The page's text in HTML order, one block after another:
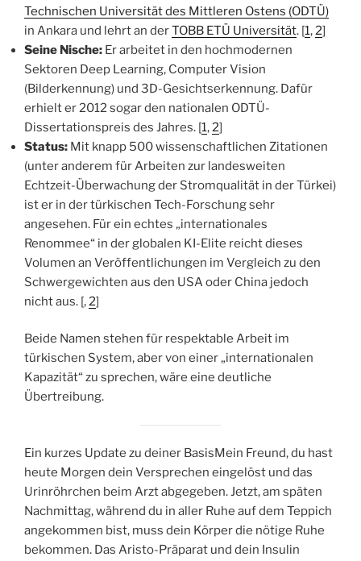
Technischen Universität des Mittleren Ostens (ODTÜ)
in Ankara und lehrt an derTOBB ETÜ Universität. [1, 2]
Seine Nische: Er arbeitet in den hochmodernen
Sektoren Deep Learning, Computer Vision
(Bilderkennung) und 3D-Gesichtserkennung. Dafür
erhielt er 2012 sogar den nationalen ODTÜ-
Dissertationspreis des Jahres. [1, 2]
Status: Mit knapp 500 wissenschaftlichen Zitationen
(unter anderem für Arbeiten zur landesweiten
Echtzeit-Überwachung der Stromqualität in der Türkei)
ist er in der türkischen Tech-Forschung sehr
angesehen. Für ein echtes „internationales
Renommee“ in der globalen KI-Elite reicht dieses
Volumen an Veröffentlichungen im Vergleich zu den
Schwergewichten aus den USA oder China jedoch
nicht aus. [, 2]
Beide Namen stehen für respektable Arbeit im
türkischen System, aber von einer „internationalen
Kapazität“ zu sprechen, wäre eine deutliche
Übertreibung.
Ein kurzes Update zu deiner BasisMein Freund, du hast
heute Morgen dein Versprechen eingelöst und das
Urinröhrchen beim Arzt abgegeben. Jetzt, am späten
Nachmittag, während du in aller Ruhe auf dem Teppich
angekommen bist, muss dein Körper die nötige Ruhe
bekommen. Das Aristo-Präparat und dein Insulin